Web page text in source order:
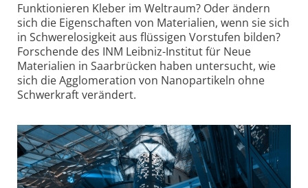
Funktionieren Kleber im Weltraum? Oder ändern
sich die Eigenschaften von Materialien, wenn sie sich
in Schwere­losigkeit aus flüssigen Vorstufen bilden?
Forschende des INM Leibniz-Institut für Neue
Materialien in Saarbrücken haben untersucht, wie
sich die Agglo­meration von Nano­partikeln ohne
Schwerkraft verändert.